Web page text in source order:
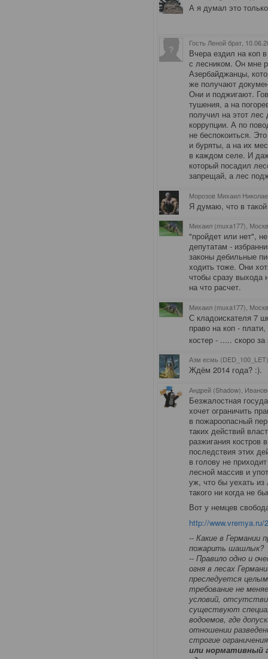
А я думал это
Гость Леной брат,
Вчера ездил на коп
с лесником. Он мне
Азербайджанцы,
же получают
Они и поджигают.
тушения, а на
получил на этот
коррупции. А по
не беспокоиться.
и буряты, а на их
в каждом селе. И
который посадил
запрещай, а лес
Морозов Михаил
Я думаю, что в такой
Михаил (muxa177),
"пройдет или нет",
депутатам -
законы дебильные
ходить тоже. Они
чтобы сразу выхода
на что расчет.
Михаил (muxa177),
С кладоискателя 7
право на коп -
костер - ..... скоро
Азм есмь
Ждём 2014 года? :).
Андрей (Shadow),
Безжалостная
хочет ограничить
в пожароопасный
таких действий
разжигания
последствия этих
в голову не
лесной массив и
уж, что бы уехать
такого ни когда не
Вот у немцев
http://www.vremya.ru/
-- Какие в Германии
пожарить шашлык?
-- Правило одно и
огня в лесах
преследуется
требование не
условий,
существуют
водоемов, где
отношении
строгие
или нормативный